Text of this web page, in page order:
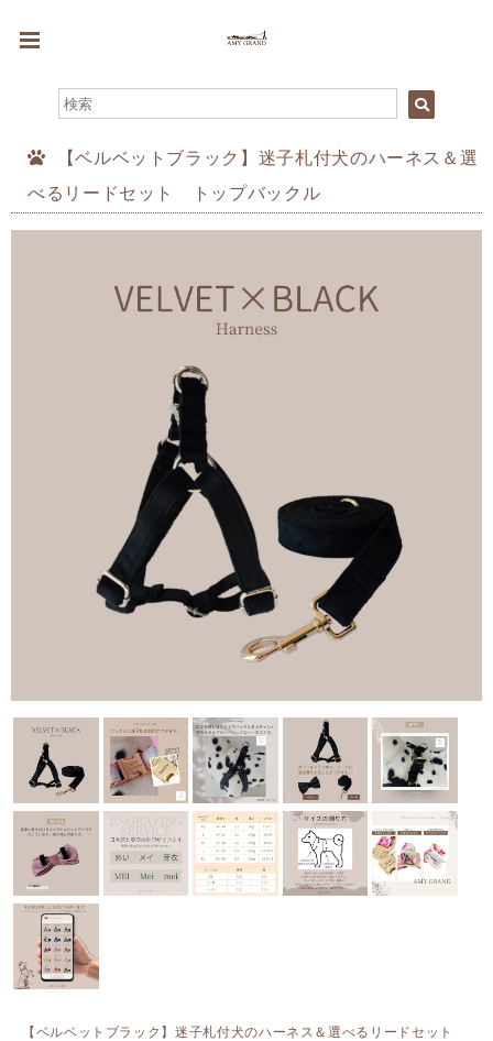
【ベルベットブラック】迷子札付犬のハーネス＆選
べるリードセット トップバックル
【ベルベットブラック】迷子札付犬のハーネス＆選べるリードセット